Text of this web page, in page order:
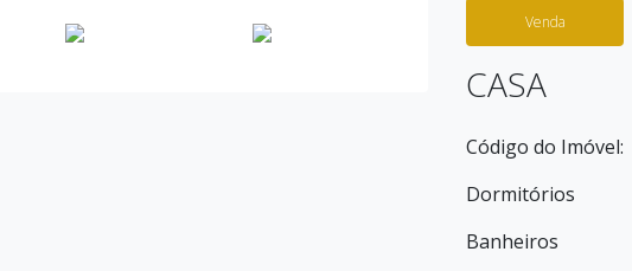
Venda
CASA
Código do Imóvel:
Dormitórios
Banheiros